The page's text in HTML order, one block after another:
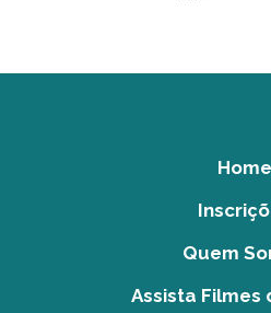
Home
Quem
Assista Filmes